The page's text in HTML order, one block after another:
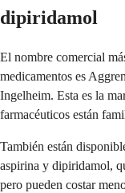
dipiridamol
El nombre comercial
medicamentos es
Ingelheim. Esta es la
farmacéuticos están
También están
aspirina y dipiridamol,
pero pueden costar